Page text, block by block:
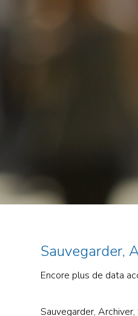
Sauvegarder,
Encore plus de data
Sauvegarder,